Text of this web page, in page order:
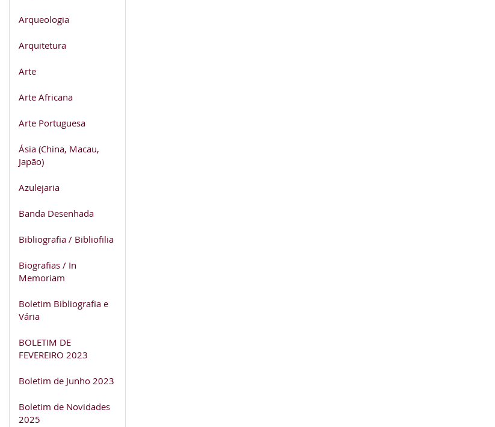
Arqueologia
Arquitetura
Arte
Arte Africana
Arte Portuguesa
Ásia (China, Macau,
Japão)
Azulejaria
Banda Desenhada
Bibliografia / Bibliofilia
Biografias / In
Memoriam
Boletim Bibliografia e
Vária
BOLETIM DE
FEVEREIRO 2023
Boletim de Junho 2023
Boletim de Novidades
2025